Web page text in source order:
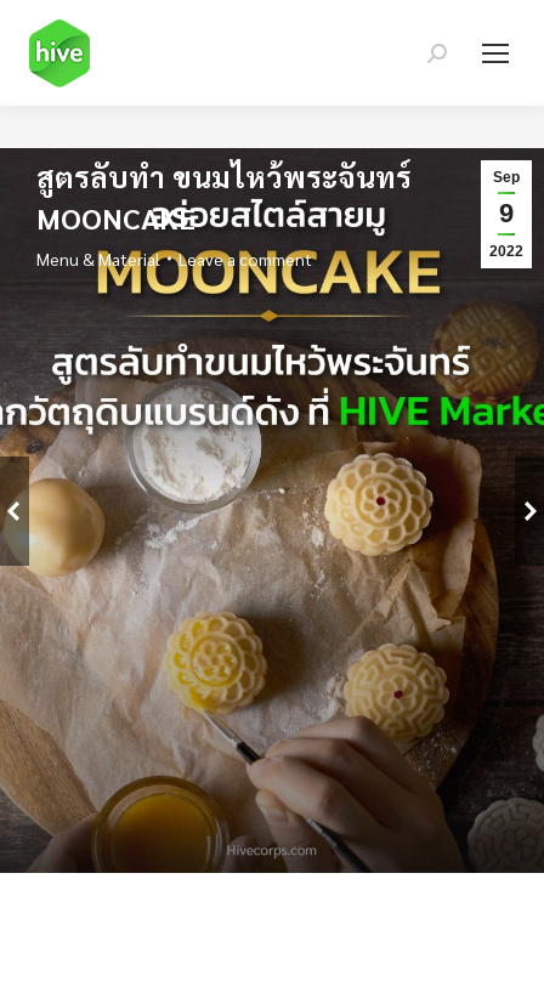
Search:
Sep
9
2022
สูตรลับทำ ขนมไหว้พระจันทร์
MOONCAKE
Menu & Material Leave a comment